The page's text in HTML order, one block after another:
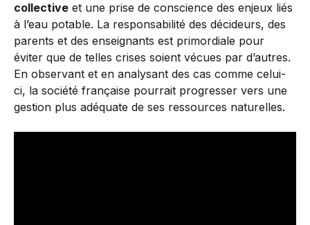
collective et une prise de conscience des enjeux liés
à l’eau potable. La responsabilité des décideurs, des
parents et des enseignants est primordiale pour
éviter que de telles crises soient vécues par d’autres.
En observant et en analysant des cas comme celui-
ci, la société française pourrait progresser vers une
gestion plus adéquate de ses ressources naturelles.